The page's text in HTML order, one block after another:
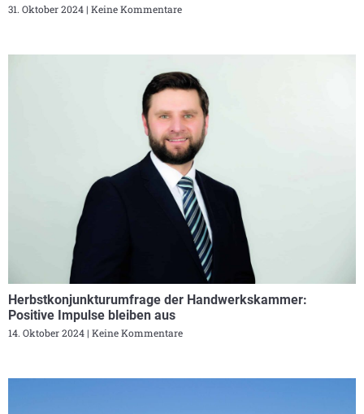
31. Oktober 2024 Keine Kommentare
Herbstkonjunkturumfrage der Handwerkskammer:
Positive Impulse bleiben aus
14. Oktober 2024 Keine Kommentare